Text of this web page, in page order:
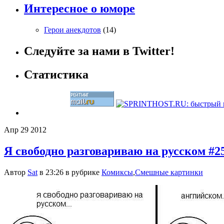
Интересное о юморе
Герои анекдотов (14)
Следуйте за нами в Twitter!
Статистика
Апр 29 2012
Я свободно разговариваю на русском
Автор Sat в 23:26 в рубрике Комиксы,Смешные картинки